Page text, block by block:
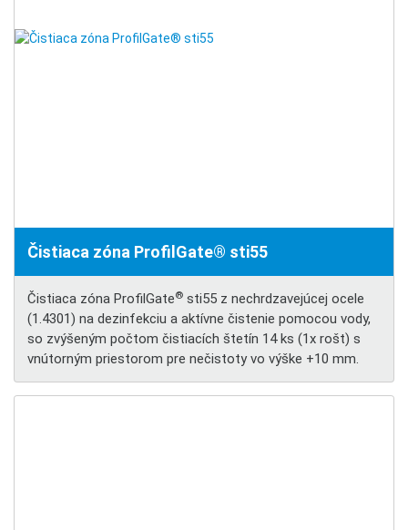
Čistiaca zóna ProfilGate® sti55
Čistiaca zóna ProfilGate® sti55 z nechrdzavejúcej ocele
(1.4301) na dezinfekciu a aktívne čistenie pomocou vody,
so zvýšeným počtom čistiacích štetín 14 ks (1x rošt) s
vnútorným priestorom pre nečistoty vo výške +10 mm.